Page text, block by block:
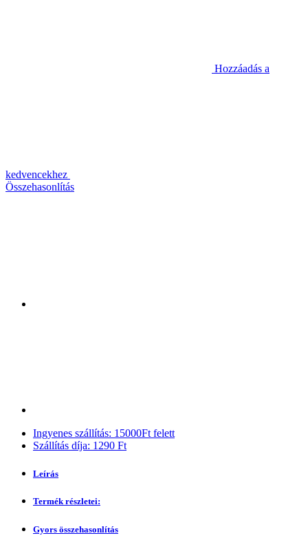
Hozzáadás a
kedvencekhez
Összehasonlítás
Ingyenes szállítás: 15000Ft felett
Szállítás díja: 1290 Ft
Leírás
Termék részletei:
Gyors összehasonlítás